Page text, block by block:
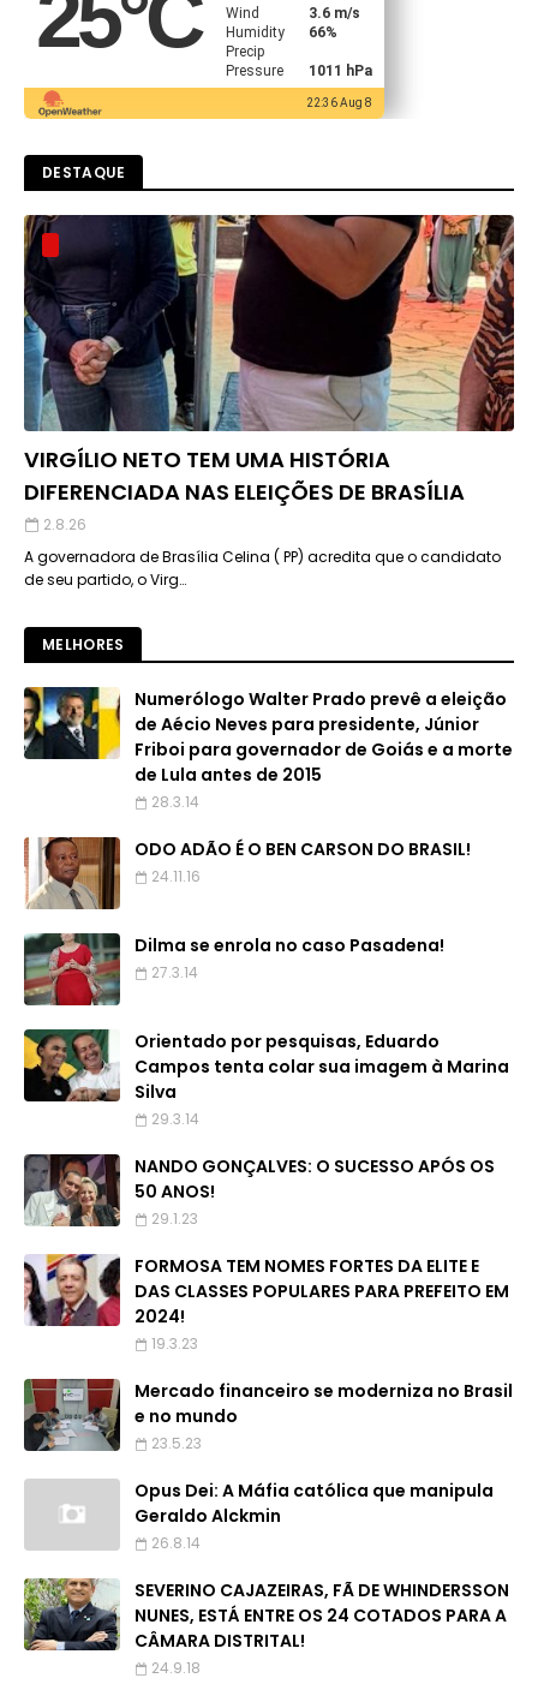
Wind
3.6 m/s
Humidity
66%
Precip
Pressure
1011 hPa
22:36 Aug 8
DESTAQUE
VIRGÍLIO NETO TEM UMA HISTÓRIA
DIFERENCIADA NAS ELEIÇÕES DE BRASÍLIA
2.8.26
A governadora de Brasília Celina ( PP) acredita que o candidato
de seu partido, o Virg…
MELHORES
Numerólogo Walter Prado prevê a eleição
de Aécio Neves para presidente, Júnior
Friboi para governador de Goiás e a morte
de Lula antes de 2015
28.3.14
ODO ADÃO É O BEN CARSON DO BRASIL!
24.11.16
Dilma se enrola no caso Pasadena!
27.3.14
Orientado por pesquisas, Eduardo
Campos tenta colar sua imagem à Marina
Silva
29.3.14
NANDO GONÇALVES: O SUCESSO APÓS OS
50 ANOS!
29.1.23
FORMOSA TEM NOMES FORTES DA ELITE E
DAS CLASSES POPULARES PARA PREFEITO EM
2024!
19.3.23
Mercado financeiro se moderniza no Brasil
e no mundo
23.5.23
Opus Dei: A Máfia católica que manipula
Geraldo Alckmin
26.8.14
SEVERINO CAJAZEIRAS, FÃ DE WHINDERSSON
NUNES, ESTÁ ENTRE OS 24 COTADOS PARA A
CÂMARA DISTRITAL!
24.9.18